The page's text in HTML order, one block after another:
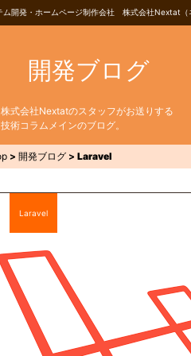
ム開発・ホームページ制作会社 株式会社Nextat（
開発ブログ
株式会社Nextatのスタッフがお送りする
技術コラムメインのブログ。
> 開発ブログ > Laravel
Laravel